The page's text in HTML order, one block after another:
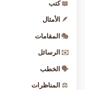
📖 كتب
🪶 الأمثال
🎭 المقامات
✉️ الرسائل
🗣️ الخطب
⚖️ المناظرات